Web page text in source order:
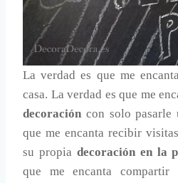
La verdad es que me
casa. La verdad es que me
decoración con solo pasarle
que me encanta recibir
su propia decoración en la
que me encanta compartir